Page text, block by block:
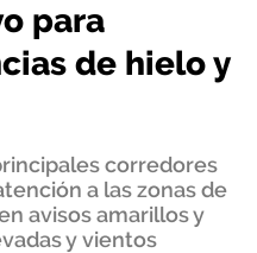
para
de hielo y
corredores
a las zonas de
avisos amarillos y
y vientos